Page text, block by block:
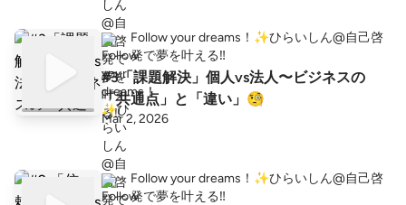
Follow your dreams！✨ひらいしん@自己啓
発で夢を叶える‼️
#3「課題解決」個人vs法人〜ビジネスの
「共通点」と「違い」🧐
Mar 2, 2026
Follow your dreams！✨ひらいしん@自己啓
発で夢を叶える‼️